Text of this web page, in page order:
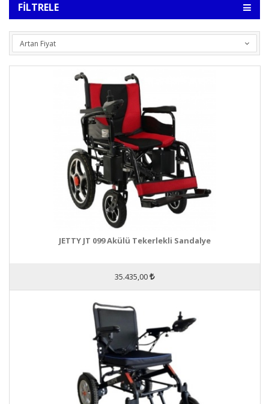
FILTRELE
JETTY JT 099 Akülü Tekerlekli Sandalye
35.435,00